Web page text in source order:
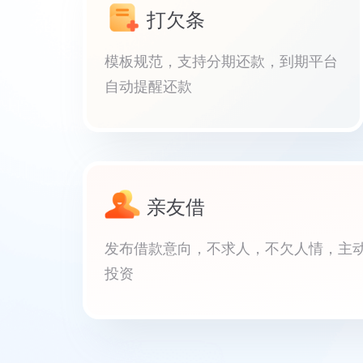
打欠条
模板规范，支持分期还款，到期平台
自动提醒还款
亲友借
发布借款意向，不求人，不欠人情，主
投资